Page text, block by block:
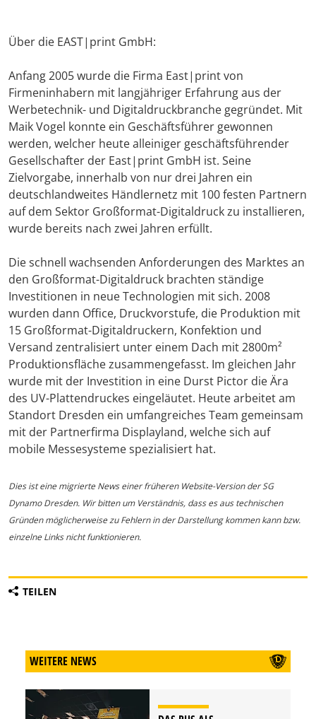
Über die EAST|print GmbH:
Anfang 2005 wurde die Firma East|print von
Firmeninhabern mit langjähriger Erfahrung aus der
Werbetechnik- und Digitaldruckbranche gegründet. Mit
Maik Vogel konnte ein Geschäftsführer gewonnen
werden, welcher heute alleiniger geschäftsführender
Gesellschafter der East|print GmbH ist. Seine
Zielvorgabe, innerhalb von nur drei Jahren ein
deutschlandweites Händlernetz mit 100 festen Partnern
auf dem Sektor Großformat-Digitaldruck zu installieren,
wurde bereits nach zwei Jahren erfüllt.
Die schnell wachsenden Anforderungen des Marktes an
den Großformat-Digitaldruck brachten ständige
Investitionen in neue Technologien mit sich. 2008
wurden dann Office, Druckvorstufe, die Produktion mit
15 Großformat-Digitaldruckern, Konfektion und
Versand zentralisiert unter einem Dach mit 2800m²
Produktionsfläche zusammengefasst. Im gleichen Jahr
wurde mit der Investition in eine Durst Pictor die Ära
des UV-Plattendruckes eingeläutet. Heute arbeitet am
Standort Dresden ein umfangreiches Team gemeinsam
mit der Partnerfirma Displayland, welche sich auf
mobile Messesysteme spezialisiert hat.
Dies ist eine migrierte News einer früheren Website-Version der SG
Dynamo Dresden. Wir bitten um Verständnis, dass es aus technischen
Gründen möglicherweise zu Fehlern in der Darstellung kommen kann bzw.
einzelne Links nicht funktionieren.
TEILEN
WEITERE NEWS